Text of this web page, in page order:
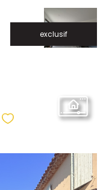
exclusif
VOIR LE
BIEN
Sélectionner